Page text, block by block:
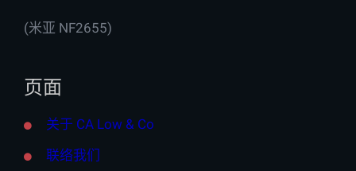
(米亚 NF2655)
页面
关于 CA Low & Co
联络我们